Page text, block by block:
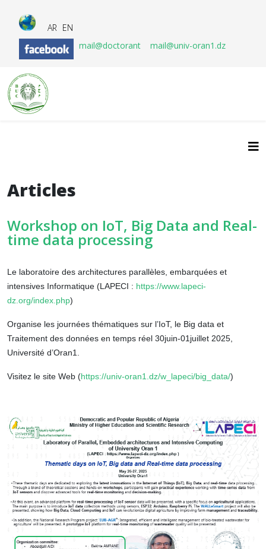
AR EN
mail@doctorant
mail@univ-oran1.dz
Articles
Workshop on IoT, Big Data and Real-
time data processing
Le laboratoire des architectures parallèles, embarquées et
intensives Informatique (LAPECI : https://www.lapeci-
dz.org/index.php)
Organise les journées thématiques sur l’IoT, le Big data et
Traitement des données en temps réel 30juin-01juillet 2025,
Université d’Oran1.
Visitez le site Web (https://univ-oran1.dz/w_lapeci/big_data/)